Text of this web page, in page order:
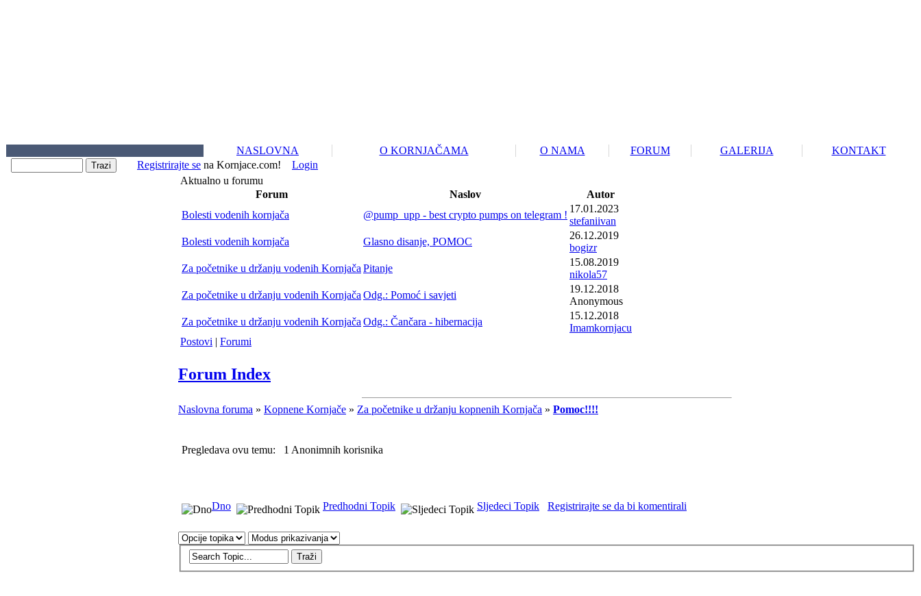
NASLOVNA O KORNJAČAMA O NAMA FORUM GALERIJA
KONTAKT
Registrirajte se na Kornjace.com! Login
Aktualno u forumu
Forum
Naslov
Autor
Bolesti vodenih kornjača
@pump_upp - best crypto pumps on telegram !
17.01.2023
stefaniivan
Bolesti vodenih kornjača
Glasno disanje, POMOC
26.12.2019
bogizr
Za početnike u držanju vodenih Kornjača Pitanje
15.08.2019
nikola57
Za početnike u držanju vodenih Kornjača Odg.: Pomoć i savjeti
19.12.2018
Anonymous
Za početnike u držanju vodenih Kornjača Odg.: Čančara - hibernacija
15.12.2018
Imamkornjacu
Postovi | Forumi
Forum Index
Naslovna foruma » Kopnene Kornjače » Za početnike u držanju kopnenih Kornjača » Pomoc!!!!
Pregledava ovu temu: 1 Anonimnih korisnika
Dno Predhodni Topik Sljedeci Topik Registrirajte se da bi komentirali